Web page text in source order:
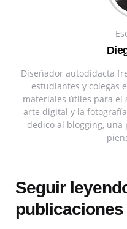
Diseñador autodidacta
estudiantes y colegas
materiales útiles para el
arte digital y la
dedico al blogging,
Seguir
publicaciones